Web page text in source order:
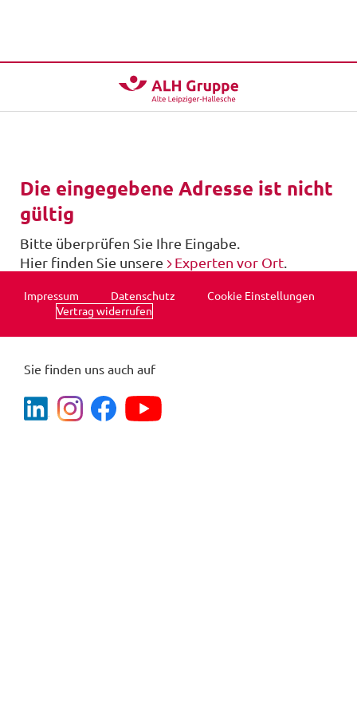
Die eingegebene Adresse ist nicht
gültig
Bitte überprüfen Sie Ihre Eingabe.
Hier finden Sie unsere
Experten vor Ort.
Impressum Datenschutz
Cookie Einstellungen
Vertrag widerrufen
Sie finden uns auch auf